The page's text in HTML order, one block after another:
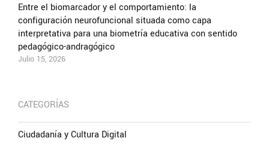
Entre el biomarcador y el comportamiento: la
configuración neurofuncional situada como capa
interpretativa para una biometría educativa con sentido
pedagógico-andragógico
Julio 15, 2026
CATEGORÍAS
Ciudadanía y Cultura Digital